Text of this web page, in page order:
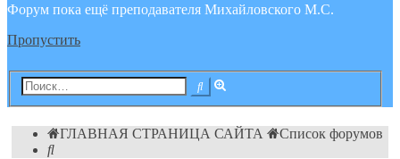
Форум пока ещё преподавателя Михайловского М.С.
Пропустить
Поиск
ГЛАВНАЯ СТРАНИЦА САЙТА
Список форумов
Поиск